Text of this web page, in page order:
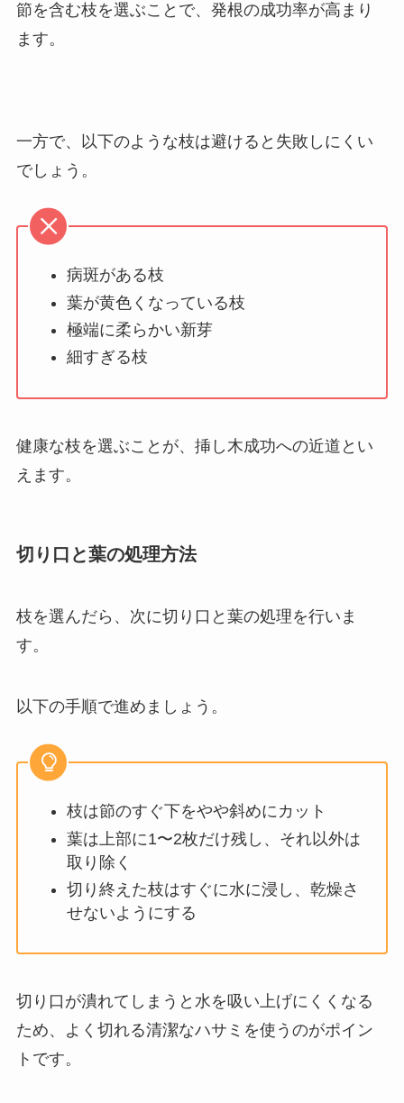
節を含む枝を選ぶことで、発根の成功率が高まり
ます。
一方で、以下のような枝は避けると失敗しにくい
でしょう。
病斑がある枝
葉が黄色くなっている枝
極端に柔らかい新芽
細すぎる枝
健康な枝を選ぶことが、挿し木成功への近道とい
えます。
切り口と葉の処理方法
枝を選んだら、次に切り口と葉の処理を行いま
す。
以下の手順で進めましょう。
枝は節のすぐ下をやや斜めにカット
葉は上部に1〜2枚だけ残し、それ以外は
取り除く
切り終えた枝はすぐに水に浸し、乾燥さ
せないようにする
切り口が潰れてしまうと水を吸い上げにくくなる
ため、よく切れる清潔なハサミを使うのがポイン
トです。